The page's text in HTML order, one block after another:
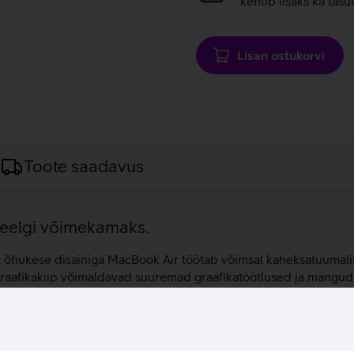
Lisan ostukorvi
Toote saadavus
võimekamaks.
disainiga MacBook Air töötab võimsal
võimaldavad suuremad graafikatöötlused ja
kaks välist kuvarit. 16 GB põhimälu ja 512 GB mahuga
M3 sülearvutil on pikk aku kestvus, mis on kuni 18 tundi.
mänge ja naudi meelelahutust igal pool.